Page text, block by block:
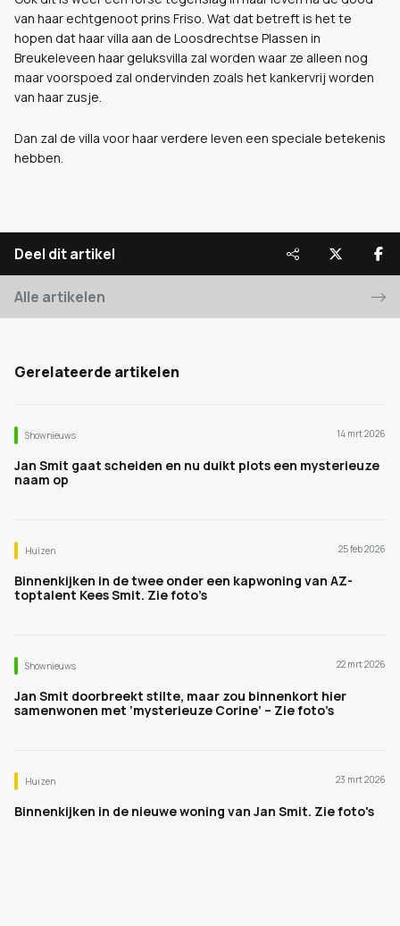
van haar echtgenoot prins Friso. Wat dat betreft is het te
hopen dat haar villa aan de Loosdrechtse Plassen in
Breukeleveen haar geluksvilla zal worden waar ze alleen nog
maar voorspoed zal ondervinden zoals het kankervrij worden
van haar zusje.
Dan zal de villa voor haar verdere leven een speciale betekenis
hebben.
Deel dit artikel
Alle artikelen
Gerelateerde artikelen
Shownieuws 14 mrt 2026
Jan Smit gaat scheiden en nu duikt plots een mysterieuze
naam op
Huizen 25 feb 2026
Binnenkijken in de twee onder een kapwoning van AZ-
toptalent Kees Smit. Zie foto’s
Shownieuws 22 mrt 2026
Jan Smit doorbreekt stilte, maar zou binnenkort hier
samenwonen met ‘mysterieuze Corine’ – Zie foto’s
Huizen 23 mrt 2026
Binnenkijken in de nieuwe woning van Jan Smit. Zie foto's